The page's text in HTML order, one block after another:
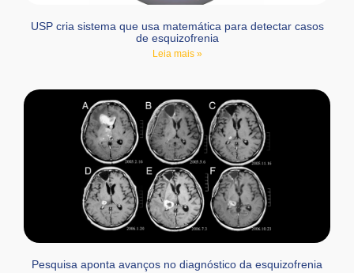
USP cria sistema que usa matemática para detectar casos
de esquizofrenia
Leia mais »
Pesquisa aponta avanços no diagnóstico da esquizofrenia